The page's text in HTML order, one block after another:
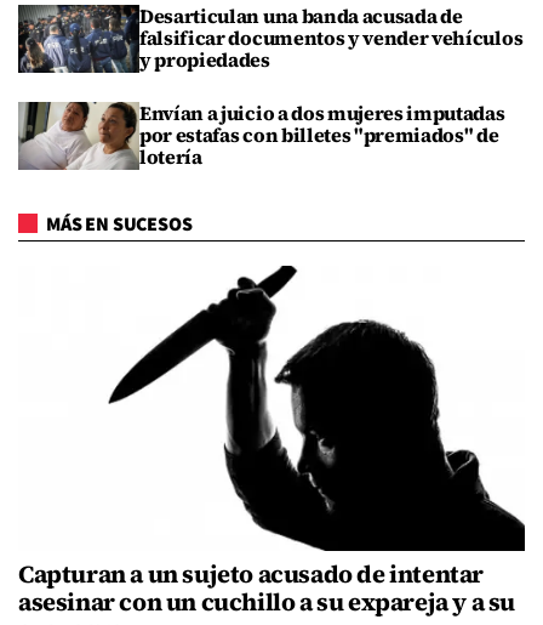
Desarticulan una banda acusada de
falsificar documentos y vender vehículos
y propiedades
Envían a juicio a dos mujeres imputadas
por estafas con billetes "premiados" de
lotería
MÁS EN SUCESOS
Capturan a un sujeto acusado de intentar
asesinar con un cuchillo a su expareja y a su